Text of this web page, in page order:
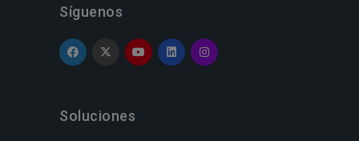
Síguenos
Soluciones